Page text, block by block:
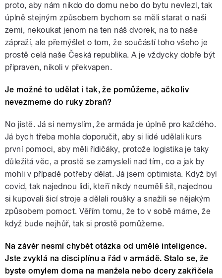
proto, aby nám nikdo do domu nebo do bytu nevlezl, tak
úplně stejným způsobem bychom se měli starat o naši
zemi, nekoukat jenom na ten náš dvorek, na to naše
zápraží, ale přemýšlet o tom, že součástí toho všeho je
prostě celá naše Česká republika. A je vždycky dobře být
připraven, nikoli v překvapen.
Je možné to udělat i tak, že pomůžeme, ačkoliv
nevezmeme do ruky zbraň?
No jistě. Já si nemyslím, že armáda je úplně pro každého.
Já bych třeba mohla doporučit, aby si lidé udělali kurs
první pomoci, aby měli řidičáky, protože logistika je taky
důležitá věc, a prostě se zamysleli nad tím, co a jak by
mohli v případě potřeby dělat. Já jsem optimista. Když byl
covid, tak najednou lidi, kteří nikdy neuměli šít, najednou
si kupovali šicí stroje a dělali roušky a snažili se nějakým
způsobem pomoct. Věřím tomu, že to v sobě máme, že
když bude nejhůř, tak si prostě pomůžeme.
Na závěr nesmí chybět otázka od umělé inteligence.
Jste zvyklá na disciplínu a řád v armádě. Stalo se, že
byste omylem doma na manžela nebo dcery zakřičela